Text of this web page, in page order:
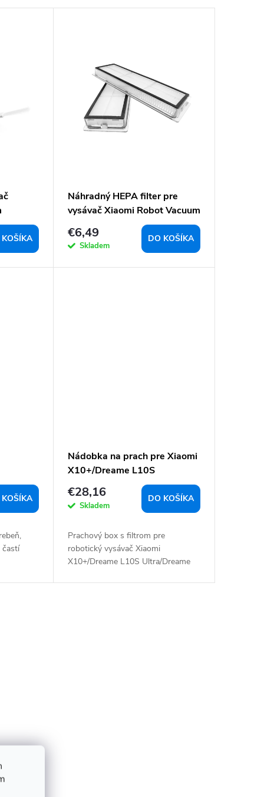
Náhradný HEPA filter pre
vysávač Xiaomi Robot Vacuum
X10+/S10+/S20+ - 2ks
€6,49
Skladem
DO KOŠÍKA
častí
Nádobka na prach pre Xiaomi
X10+/Dreame L10S
Ultra/Dreame L10 Ultra
€28,16
Skladem
DO KOŠÍKA
Prachový box s filtrom pre
robotický vysávač Xiaomi
X10+/Dreame L10S Ultra/Dreame